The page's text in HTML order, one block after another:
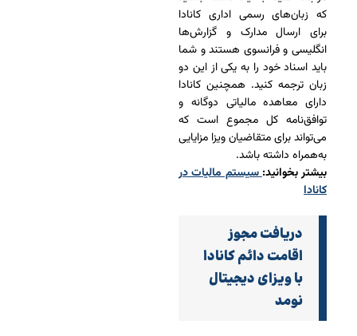
که زبان‌های رسمی اداری کانادا
برای ارسال مدارک و گزارش‌ها
انگلیسی و فرانسوی هستند و شما
باید اسناد خود را به یکی از این دو
زبان ترجمه کنید. همچنین کانادا
دارای معاهده مالیاتی دوگانه و
توافق‌نامه کل مجموع است که
می‌تواند برای متقاضیان ویزا مزایایی
به‌همراه داشته باشد.
بیشتر بخوانید:سیستم مالیات در
کانادا
دریافت مجوز
اقامت دائم کانادا
با ویزای دیجیتال
نومد